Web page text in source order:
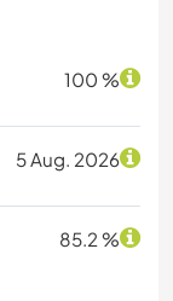
100 %
5 Aug. 2026
85.2 %